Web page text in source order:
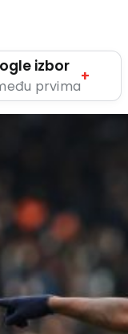
izbor
prvima
+